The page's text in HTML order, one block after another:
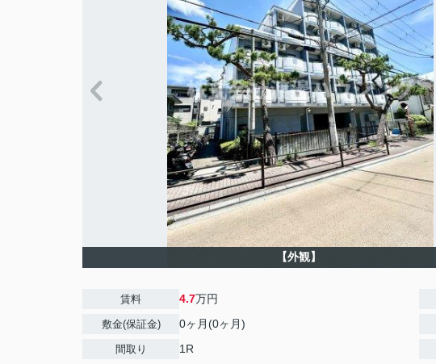
【外観】
賃料 4.7万円
敷金(保証金) 0ヶ月(0ヶ月)
間取り 1R